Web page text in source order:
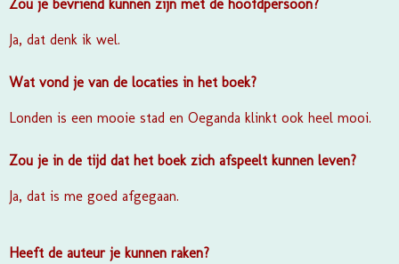
Zou je bevriend kunnen zijn met de hoofdpersoon?
Ja, dat denk ik wel.
Wat vond je van de locaties in het boek?
Londen is een mooie stad en Oeganda klinkt ook heel mooi.
Zou je in de tijd dat het boek zich afspeelt kunnen leven?
Ja, dat is me goed afgegaan.
Heeft de auteur je kunnen raken?